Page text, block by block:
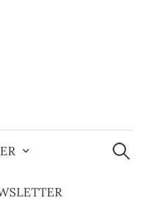
Suchen
nach: